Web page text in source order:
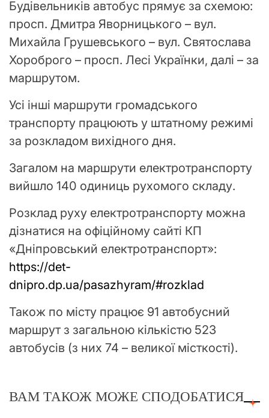
Будівельників автобус прямує за схемою:
просп. Дмитра Яворницького – вул.
Михайла Грушевського – вул. Святослава
Хороброго – просп. Лесі Українки, далі – за
маршрутом.
Усі інші маршрути громадського
транспорту працюють у штатному режимі
за розкладом вихідного дня.
Загалом на маршрути електротранспорту
вийшло 140 одиниць рухомого складу.
Розклад руху електротранспорту можна
дізнатися на офіційному сайті КП
«Дніпровський електротранспорт»:
https://det-
dnipro.dp.ua/pasazhyram/#rozklad
Також по місту працює 91 автобусний
маршрут з загальною кількістю 523
автобусів (з них 74 – великої місткості).
ВАМ ТАКОЖ МОЖЕ СПОДОБАТИСЯ